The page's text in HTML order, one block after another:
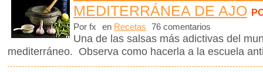
MEDITERRÁNEA DE AJO
Por fx en Recetas 76 comentarios
Una de las salsas más adictivas del
mediterráneo. Observa como hacerla a la escuela